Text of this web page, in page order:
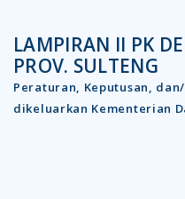
LAMPIRAN II PK
PROV. SULTENG
Peraturan, Keputusan,
dikeluarkan Kementerian